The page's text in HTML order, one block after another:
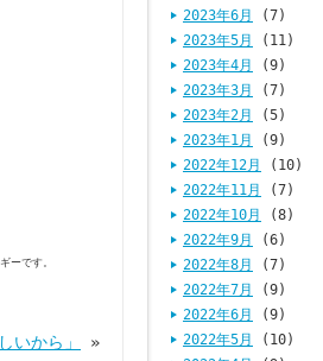
ーです。
から」 »
2023年6月
(7)
2023年5月
(11)
2023年4月
(9)
2023年3月
(7)
2023年2月
(5)
2023年1月
(9)
2022年12月
(10)
2022年11月
(7)
2022年10月
(8)
2022年9月
(6)
2022年8月
(7)
2022年7月
(9)
2022年6月
(9)
2022年5月
(10)